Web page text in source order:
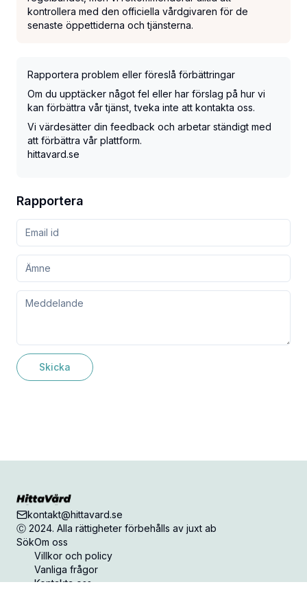
kontrollera med den officiella vårdgivaren för de
senaste öppettiderna och tjänsterna.
Rapportera problem eller föreslå förbättringar
Om du upptäcker något fel eller har förslag på hur vi
kan förbättra vår tjänst, tveka inte att kontakta oss.
Vi värdesätter din feedback och arbetar ständigt med
att förbättra vår plattform.
hittavard.se
Rapportera
Skicka
kontakt@hittavard.se
Ⓒ 2024. Alla rättigheter förbehålls av juxt ab
SökOm oss
Villkor och policy
Vanliga frågor
Kontakta oss